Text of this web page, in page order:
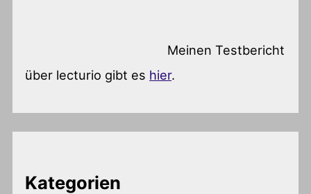
Meinen Testbericht
über lecturio gibt es hier.
Kategorien